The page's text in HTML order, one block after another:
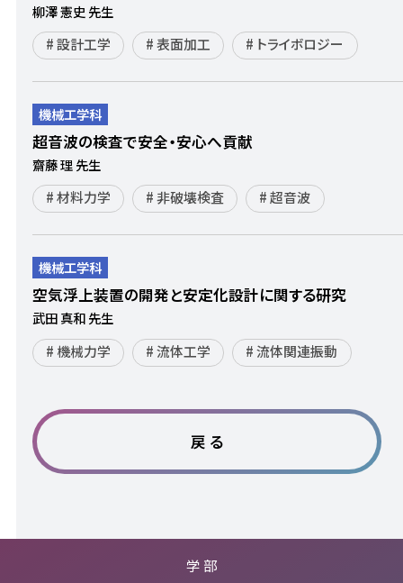
柳澤 憲史 先生
設計工学
表面加工 トライボロジー
機械工学科
超音波の検査で安全・安心へ貢献
齋藤 理 先生
材料力学
非破壊検査 超音波
機械工学科
空気浮上装置の開発と安定化設計に関する研究
武田 真和 先生
機械力学
流体工学 流体関連振動
戻 る
学 部